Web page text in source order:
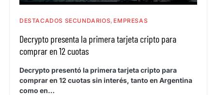
DESTACADOS SECUNDARIOS EMPRESAS
Decrypto presenta la primera tarjeta cripto para
comprar en 12 cuotas
Decrypto presentó la primera tarjeta cripto para
comprar en 12 cuotas sin interés, tanto en Argentina
como en…